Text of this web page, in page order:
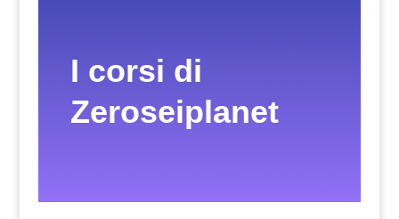
I corsi di
Zeroseiplanet